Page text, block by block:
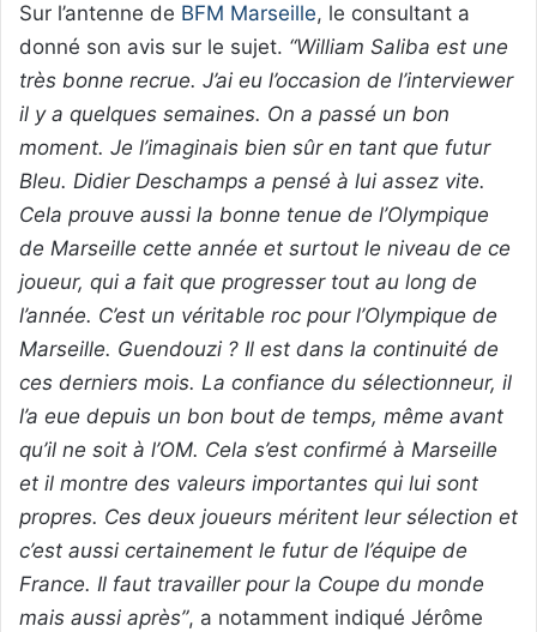
Sur l’antenne de BFM Marseille, le consultant a
donné son avis sur le sujet. “William Saliba est une
très bonne recrue. J’ai eu l’occasion de l’interviewer
il y a quelques semaines. On a passé un bon
moment. Je l’imaginais bien sûr en tant que futur
Bleu. Didier Deschamps a pensé à lui assez vite.
Cela prouve aussi la bonne tenue de l’Olympique
de Marseille cette année et surtout le niveau de ce
joueur, qui a fait que progresser tout au long de
l’année. C’est un véritable roc pour l’Olympique de
Marseille. Guendouzi ? Il est dans la continuité de
ces derniers mois. La confiance du sélectionneur, il
l’a eue depuis un bon bout de temps, même avant
qu’il ne soit à l’OM. Cela s’est confirmé à Marseille
et il montre des valeurs importantes qui lui sont
propres. Ces deux joueurs méritent leur sélection et
c’est aussi certainement le futur de l’équipe de
France. Il faut travailler pour la Coupe du monde
mais aussi après”, a notamment indiqué Jérôme